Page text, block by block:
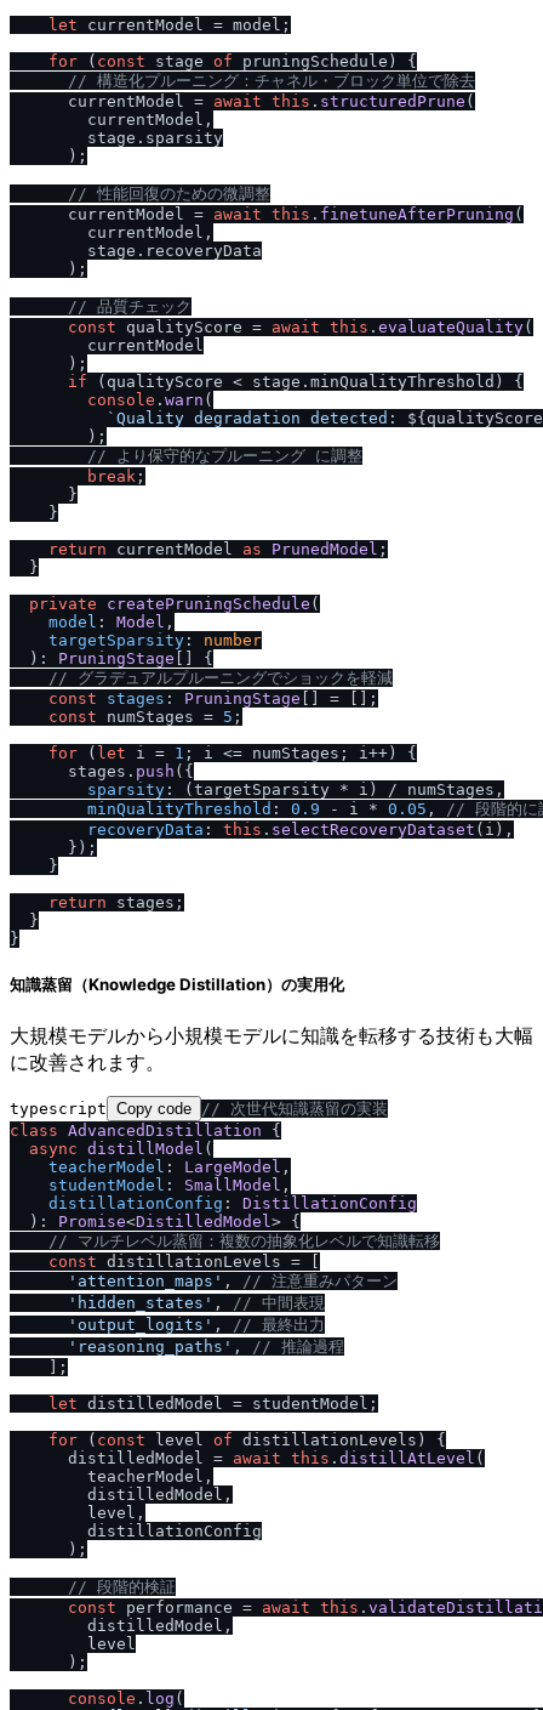
let currentModel = model;
for ( const stage of pruningSchedule) {
// 構造化プルーニング：チャネル・ブロック単位で除去
      currentModel =
await this . structuredPrune (
        currentModel,
        stage.
sparsity
      );
// 性能回復のための微調整
      currentModel =
await this . finetuneAfterPruning (
        currentModel,
        stage.
recoveryData
      );
// 品質チェック
const qualityScore = await this . evaluateQuality(
        currentModel
      );
if (qualityScore < stage. minQualityThreshold ) {
console . warn (
`Quality degradation detected:
        );
// より保守的なプルーニング に調整
break ;
      }
    }
return currentModel as PrunedModel ;
  }
private
createPruningSchedule (
model : Model ,
targetSparsity : number
  ):
PruningStage [] {
// グラデュアルプルーニングでショックを軽減
const
stages : PruningStage [] = [];
const numStages = 5 ;
for ( let i = 1 ; i <= numStages; i++) {
      stages.
push ({
sparsity : (targetSparsity * i) / numStages,
minQualityThreshold : 0.9 - i * 0.05 , // 段階的に
recoveryData : this . selectRecoveryDataset (i),
      });
    }
return stages;
  }
知識蒸留（Knowledge Distillation）の実用化
大規模モデルから小規模モデルに知識を転移する技術も大幅
に改善されます。
typescript Copy code // 次世代知識蒸留の実装
class AdvancedDistillation {
async distillModel (
teacherModel : LargeModel ,
studentModel : SmallModel ,
distillationConfig : DistillationConfig
  ):
Promise<DistilledModel> {
// マルチレベル蒸留：複数の抽象化レベルで知識転移
const distillationLevels = [
'attention_maps' , // 注意重みパターン
'hidden_states' , // 中間表現
'output_logits' , // 最終出力
'reasoning_paths' , // 推論過程
    ];
let distilledModel = studentModel;
for ( const level of distillationLevels) {
      distilledModel =
await this . distillAtLevel (
        teacherModel,
        distilledModel,
        level,
        distillationConfig
      );
// 段階的検証
const performance = await this .
        distilledModel,
        level
      );
console . log (